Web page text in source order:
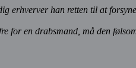
han retten til at
for en drabsmand, må den